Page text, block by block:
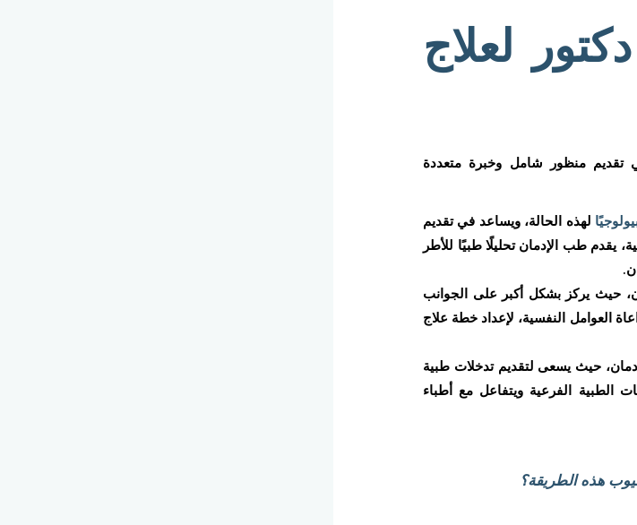
لعلاج
تقديم منظور شامل وخبرة متعددة
لهذه الحالة، ويساعد في تقديم
يقدم طب الإدمان تحليلًا طبيًا للأطر
حيث يركز بشكل أكبر على الجوانب
العوامل النفسية، لإعداد خطة علاج
حيث يسعى لتقديم تدخلات طبية
الفرعية ويتفاعل مع أطباء
هذه الطريقة؟